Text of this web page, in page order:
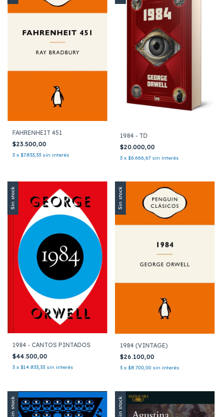
FAHRENHEIT 451
$23.500,00
3 x $7.833,33 sin interés
1984 - TD
$20.000,00
3 x $6.666,67 sin interés
Sin stock
1984 - CANTOS PINTADOS
$44.500,00
3 x $14.833,33 sin interés
Sin stock
1984 (VINTAGE)
$26.100,00
3 x $8.700,00 sin interés
Sin stock Sin stock